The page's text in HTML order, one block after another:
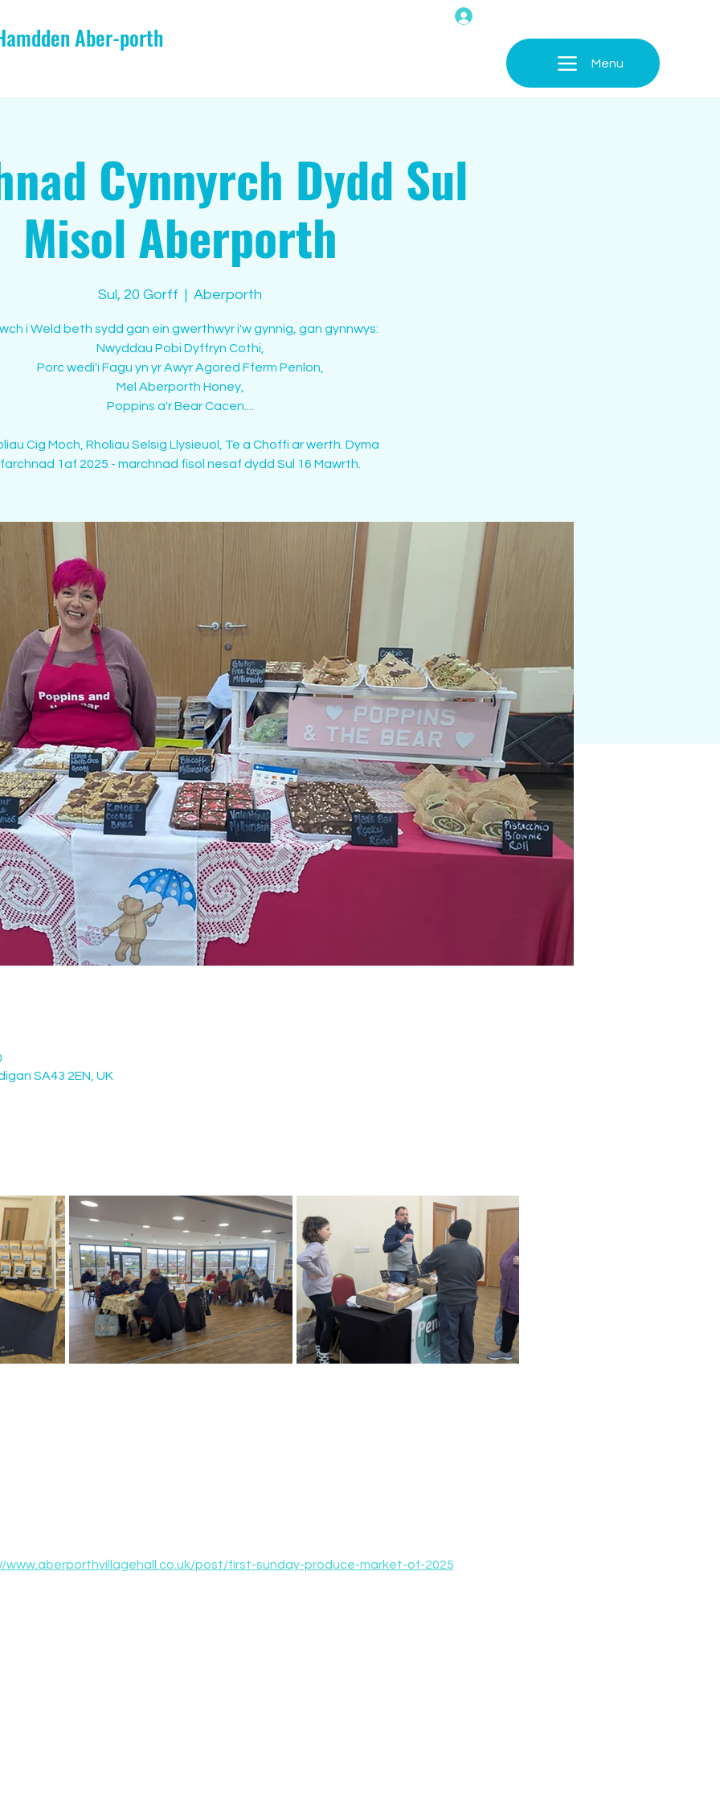
Aber-porth
Menu
Cynnyrch Dydd Sul
Misol Aberporth
Sul, 20 Gorff
  |
Aberporth
i Weld beth sydd gan ein gwerthwyr i'w gynnig, gan gynnwys:
Nwyddau Pobi Dyffryn Cothi,
Porc wedi'i Fagu yn yr Awyr Agored Fferm Penlon,
Mel Aberporth Honey,
Poppins a'r Bear Cacen....
Cig Moch, Rholiau Selsig Llysieuol, Te a Choffi ar werth. Dyma
farchnad 1af 2025 - marchnad fisol nesaf dydd Sul 16 Mawrth.
SA43 2EN, UK
www.aberporthvillagehall.co.uk/post/first-sunday-produce-market-of-2025